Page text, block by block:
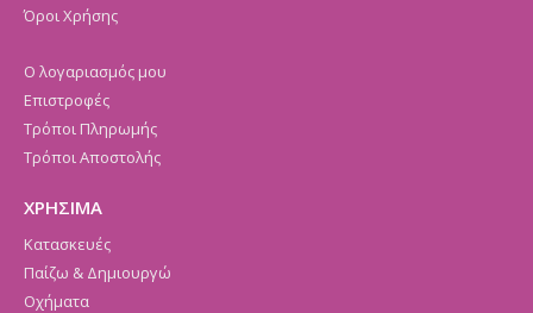
Όροι Χρήσης
Ο λογαριασμός μου
Επιστροφές
Τρόποι Πληρωμής
Τρόποι Αποστολής
ΧΡΗΣΙΜΑ
Κατασκευές
Παίζω & Δημιουργώ
Οχήματα